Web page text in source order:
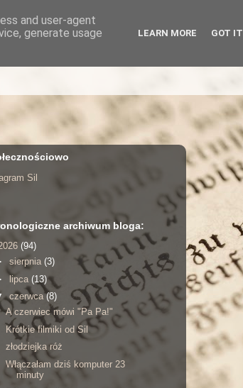
Sil
archiwum bloga:
(94)
sierpnia (3)
lipca (13)
czerwca(8)
A czerwiec mówi "Pa Pa!"
Krótkie filmiki od Sil
złodziejka róż
Włączałam dziś komputer 23
minuty
and user-agent
generate usage
LEARN MORE GOT IT